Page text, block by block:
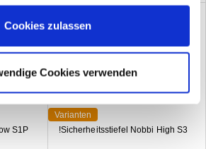
Cookies zulassen
Cookies verwenden
S1P
Varianten
!Sicherheitsstiefel Nobbi High S3